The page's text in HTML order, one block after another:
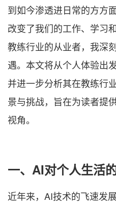
到如今渗透进日常的方方
改变了我们的工作、学习
教练行业的从业者，我深
遇。本文将从个人体验出
并进一步分析其在教练行
景与挑战，旨在为读者提
视角。
一、AI对个人生活
近年来，AI技术的飞速发